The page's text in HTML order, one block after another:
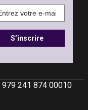
979 241 874 00010